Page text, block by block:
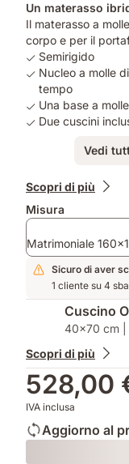
Un materasso
Il materasso a
corpo e per il
Semirigido
Nucleo a molle
tempo
Una base a
Due cuscini
Vedi
Prodotti
Scopri di più
Misura
Matrimoniale
Sicuro di aver
1 cliente su 4
Cuscino
40x70 cm |
Scopri di più
528,00
IVA inclusa
Aggiorno al